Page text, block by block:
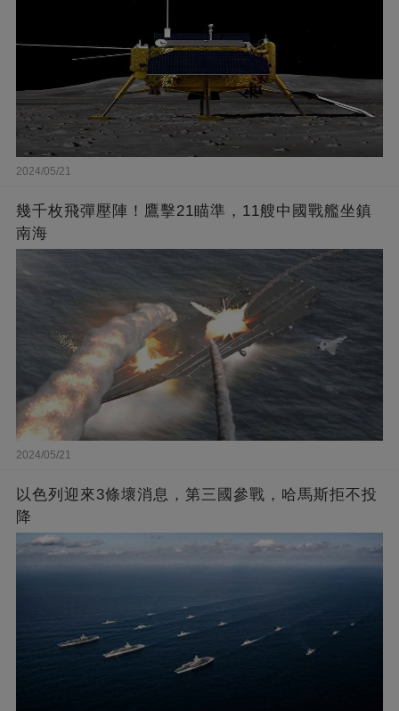
2024/05/21
幾千枚飛彈壓陣！鷹擊21瞄準，11艘中國戰艦坐鎮
南海
2024/05/21
以色列迎來3條壞消息，第三國參戰，哈馬斯拒不投
降